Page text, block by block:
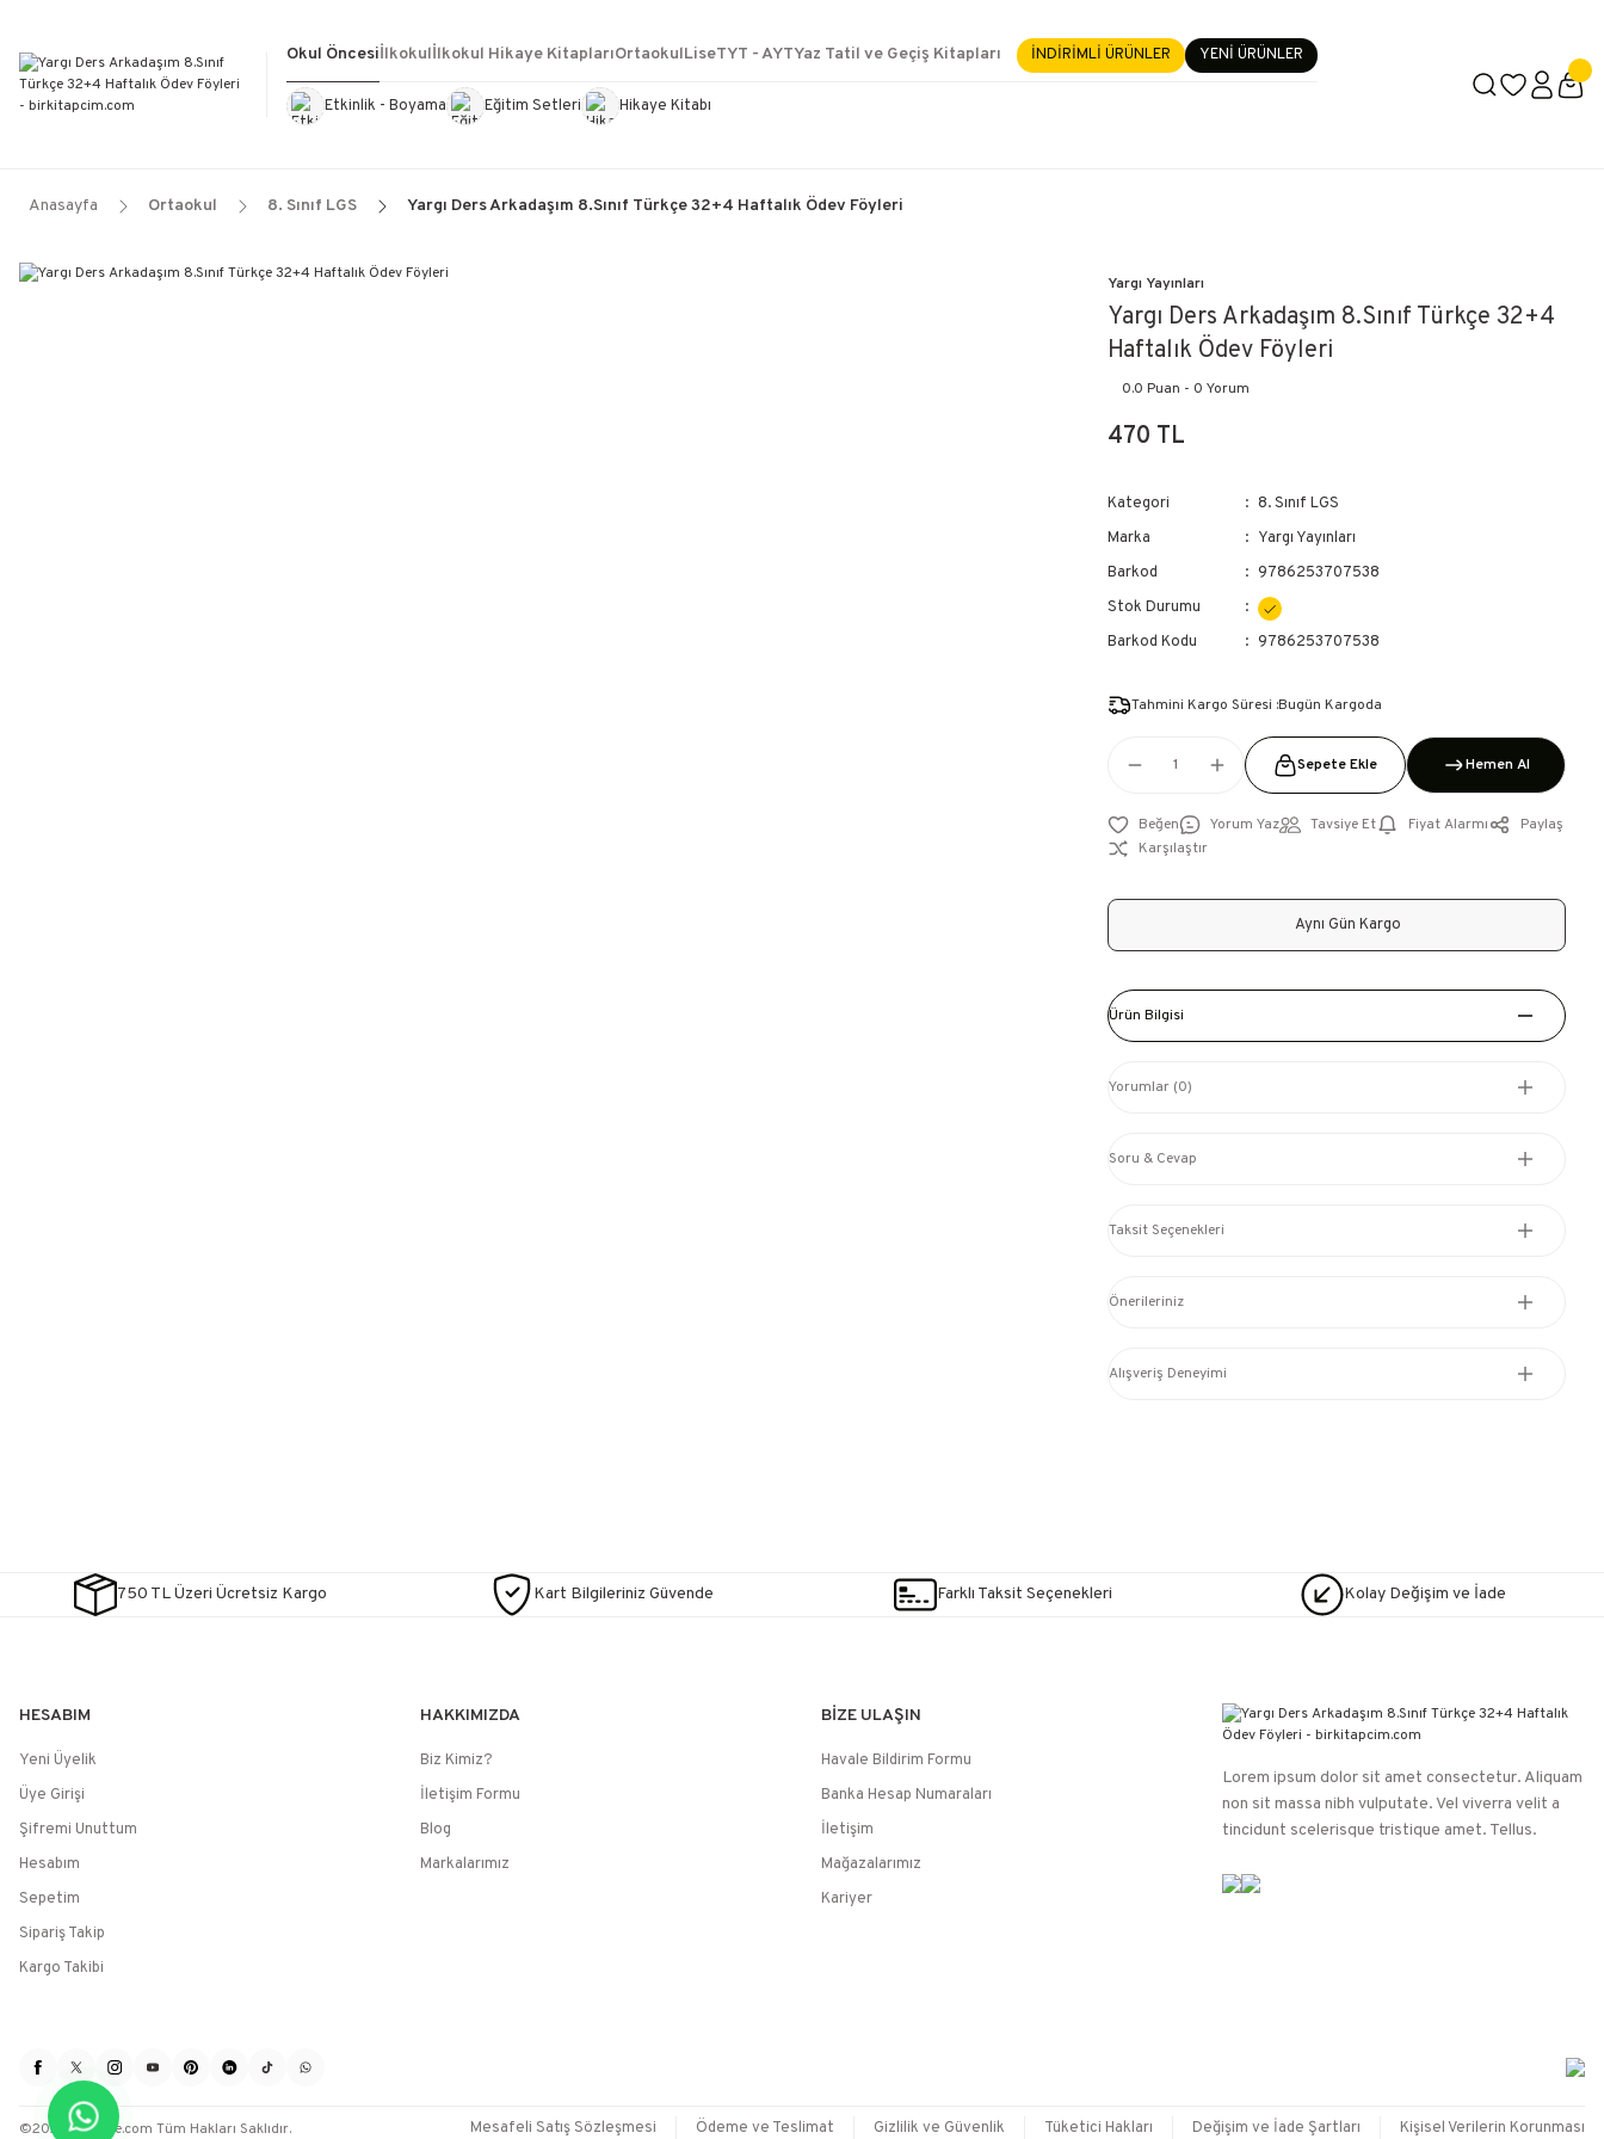
İçerik #3
Okul Öncesi
Etkinlik - Boyama Eğitim Setleri Hikaye Kitabı
İlkokulİlkokul Hikaye KitaplarıOrtaokulLiseTYT - AYTYaz Tatil ve Geçiş Kitapları
Kültür KitaplarıKırtasiye Görevde Yükselme- Uzmanlık
İNDİRİMLİ ÜRÜNLER YENİ ÜRÜNLER
Anasayfa Ortaokul 8. Sınıf LGS Yargı Ders Arkadaşım 8.Sınıf Türkçe 32+4 Haftalık Ödev Föyleri
Yargı Yayınları
Yargı Ders Arkadaşım 8.Sınıf Türkçe 32+4
Haftalık Ödev Föyleri
0.0 Puan - 0 Yorum
470 TL
Kategori
8. Sınıf LGS
Marka
Yargı Yayınları
Barkod
9786253707538
Stok Durumu
Barkod Kodu
9786253707538
Tahmini Kargo Süresi :Bugün Kargoda
Sepete Ekle Hemen Al
Yorum Yaz Tavsiye Et Fiyat Alarmı
Paylaş
Karşılaştır
Aynı Gün Kargo
Ürün Bilgisi
Yorumlar (0)
Soru & Cevap
Taksit Seçenekleri
Önerileriniz
Alışveriş Deneyimi
750 TL Üzeri Ücretsiz Kargo Kart Bilgileriniz Güvende Farklı Taksit Seçenekleri Kolay Değişim ve İade
HESABIM
Yeni Üyelik
Üye Girişi
Şifremi Unuttum
Hesabım
Sepetim
Sipariş Takip
Kargo Takibi
HAKKIMIZDA
Biz Kimiz?
İletişim Formu
Blog
Markalarımız
BİZE ULAŞIN
Havale Bildirim Formu
Banka Hesap Numaraları
İletişim
Mağazalarımız
Kariyer
Lorem ipsum dolor sit amet consectetur. Aliquam
non sit massa nibh vulputate. Vel viverra velit a
tincidunt scelerisque tristique amet. Tellus.
©2025 / etoille.com Tüm Hakları Saklıdır. Mesafeli Satış Sözleşmesi Ödeme ve Teslimat Gizlilik ve Güvenlik Tüketici Hakları Değişim ve İade Şartları Kişisel Verilerin Korunması